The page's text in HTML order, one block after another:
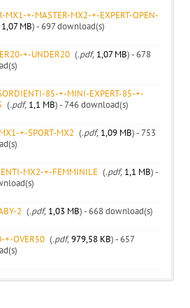
MX1-+-MASTER-MX2-+-EXPERT-OPEN-
1,07 MB) - 697 download(s)
+-UNDER20 (.pdf, 1,07 MB) - 678
85-+-MINI-EXPERT-85-+-
(.pdf, 1,1 MB) - 746 download(s)
+-SPORT-MX2 (.pdf, 1,09 MB) - 753
MX2-+-FEMMINILE (.pdf, 1,1 MB) -
2 (.pdf, 1,03 MB) - 668 download(s)
+-OVER50 (.pdf,979,58 KB) - 657